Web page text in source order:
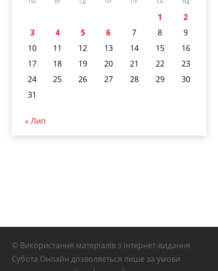
1
2
3
4 5 6 7 8
9
10
11 12 13 14 15
16
17
18 19 20 21 22
23
24
25 26 27 28 29
30
31
« Лип
© Використання матеріалів з інтернет-видання
Субота Онлайн дозволяється лише за умови